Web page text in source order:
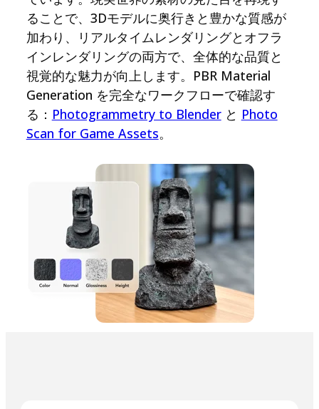
ることで、3Dモデルに奥行きと豊かな質感が
加わり、リアルタイムレンダリングとオフラ
インレンダリングの両方で、全体的な品質と
視覚的な魅力が向上します。PBR Material
Generation を完全なワークフローで確認す
る： Photogrammetry to Blenderと Photo
Scan for Game Assets。